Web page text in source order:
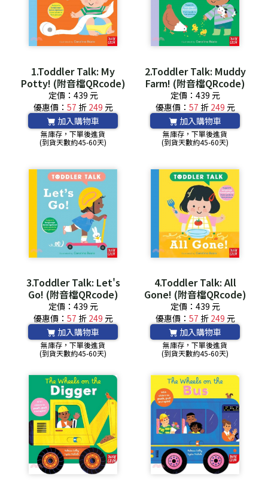
1.Toddler Talk: My
Potty! (附音檔QRcode)
定價：439 元
優惠價： 57 折 249 元
加入購物車
無庫存，下單後進貨
(到貨天數約45-60天)
2.Toddler Talk: Muddy
Farm! (附音檔QRcode)
定價：439 元
優惠價： 57 折 249 元
加入購物車
無庫存，下單後進貨
(到貨天數約45-60天)
3.Toddler Talk: Let's
Go! (附音檔QRcode)
定價：439 元
優惠價： 57 折 249 元
加入購物車
無庫存，下單後進貨
(到貨天數約45-60天)
4.Toddler Talk: All
Gone! (附音檔QRcode)
定價：439 元
優惠價： 57 折 249 元
加入購物車
無庫存，下單後進貨
(到貨天數約45-60天)